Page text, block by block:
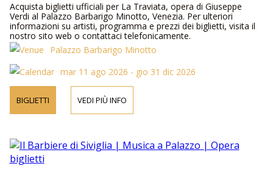
Acquista biglietti ufficiali per La Traviata, opera di Giuseppe
Verdi al Palazzo Barbarigo Minotto, Venezia. Per ulteriori
informazioni su artisti, programma e prezzi dei biglietti, visita il
nostro sito web o contattaci telefonicamente.
Palazzo Barbarigo Minotto
mar 11 ago 2026 - gio 31 dic 2026
BIGLIETTI VEDI PIÙ INFO